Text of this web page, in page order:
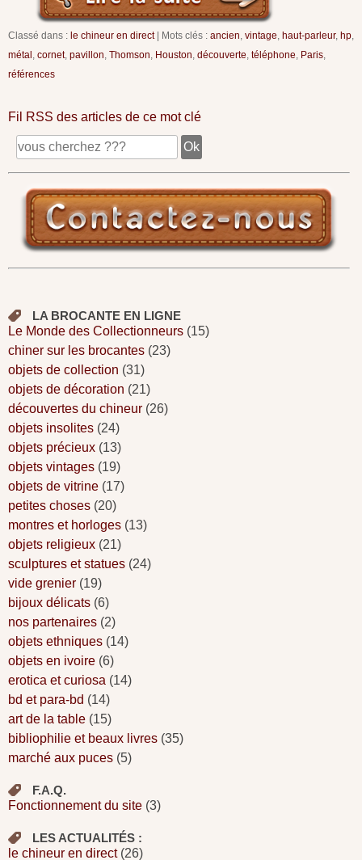
Classé dans : le chineur en direct Mots clés : ancien vintage haut-parleur, hp
métal
cornet, pavillon Thomson Houston découverte téléphone Paris
références
Fil RSS des articles de ce mot clé
LA BROCANTE EN LIGNE
Le Monde des Collectionneurs (15)
chiner sur les brocantes (23)
objets de collection (31)
objets de décoration (21)
découvertes du chineur (26)
objets insolites (24)
objets précieux (13)
objets vintages (19)
objets de vitrine (17)
petites choses (20)
montres et horloges (13)
objets religieux (21)
sculptures et statues (24)
vide grenier (19)
bijoux délicats (6)
nos partenaires (2)
objets ethniques (14)
objets en ivoire (6)
erotica et curiosa (14)
bd et para-bd (14)
art de la table (15)
bibliophilie et beaux livres (35)
marché aux puces (5)
F.A.Q.
Fonctionnement du site (3)
LES ACTUALITÉS :
le chineur en direct(26)